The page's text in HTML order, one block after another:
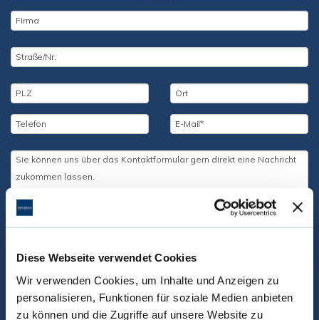
Diese Webseite verwendet Cookies
Wir verwenden Cookies, um Inhalte und Anzeigen zu
personalisieren, Funktionen für soziale Medien anbieten
zu können und die Zugriffe auf unsere Website zu